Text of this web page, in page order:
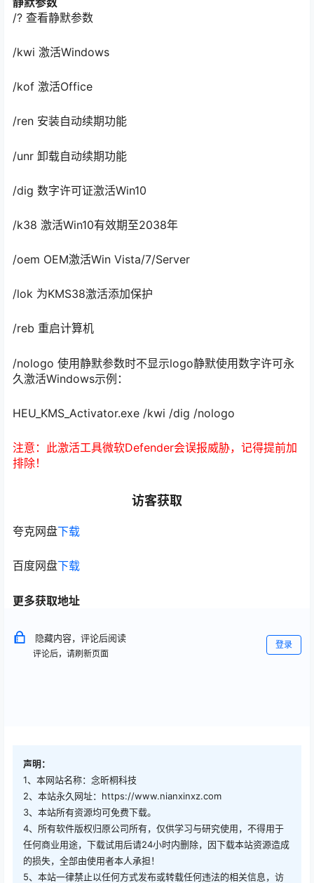
/? 查看静默参数
/kwi 激活Windows
/kof 激活Office
/ren 安装自动续期功能
/unr 卸载自动续期功能
/dig 数字许可证激活Win10
/k38 激活Win10有效期至2038年
/oem OEM激活Win Vista/7/Server
/lok 为KMS38激活添加保护
/reb 重启计算机
/nologo 使用静默参数时不显示logo静默使用数字许可永
久激活Windows示例：
HEU_KMS_Activator.exe /kwi /dig /nologo
注意：此激活工具微软Defender会误报威胁，记得提前加
排除！
访客获取
夸克网盘下载
百度网盘下载
更多获取地址
隐藏内容，评论后阅读
评论后，请刷新页面
登录
声明：
1、本网站名称：念昕桐科技
2、本站永久网址：https://www.nianxinxz.com
3、本站所有资源均可免费下载。
4、所有软件版权归原公司所有，仅供学习与研究使用，不得用于
任何商业用途，下载试用后请24小时内删除，因下载本站资源造成
的损失，全部由使用者本人承担！
5、本站一律禁止以任何方式发布或转载任何违法的相关信息，访